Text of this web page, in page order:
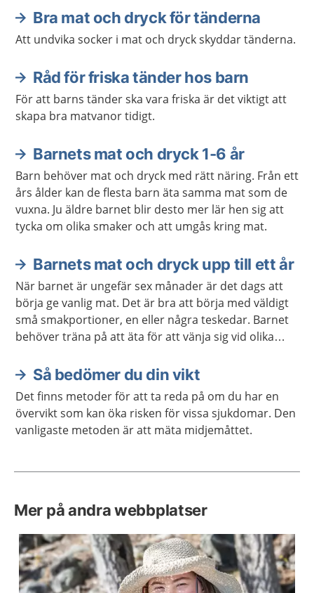
innehåller.
Bra mat och dryck för tänderna
Att undvika socker i mat och dryck skyddar tänderna.
Råd för friska tänder hos barn
För att barns tänder ska vara friska är det viktigt att
skapa bra matvanor tidigt.
Barnets mat och dryck 1-6 år
Barn behöver mat och dryck med rätt näring. Från ett
års ålder kan de flesta barn äta samma mat som de
vuxna. Ju äldre barnet blir desto mer lär hen sig att
tycka om olika smaker och att umgås kring mat.
Barnets mat och dryck upp till ett år
När barnet är ungefär sex månader är det dags att
börja ge vanlig mat. Det är bra att börja med väldigt
små smakportioner, en eller några teskedar. Barnet
behöver träna på att äta för att vänja sig vid olika
Så bedömer du din vikt
Det finns metoder för att ta reda på om du har en
övervikt som kan öka risken för vissa sjukdomar. Den
vanligaste metoden är att mäta midjemåttet.
Mer på andra webbplatser